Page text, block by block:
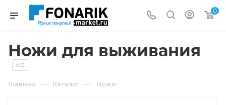
0
Ножи для выживания
40
Главная — Каталог — Ножи